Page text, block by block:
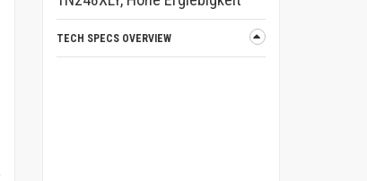
TECH SPECS OVERVIEW